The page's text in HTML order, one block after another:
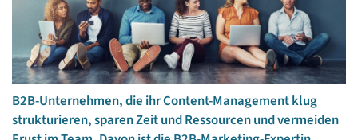
B2B-Unternehmen, die ihr Content-Management klug
strukturieren, sparen Zeit und Ressourcen und vermeiden